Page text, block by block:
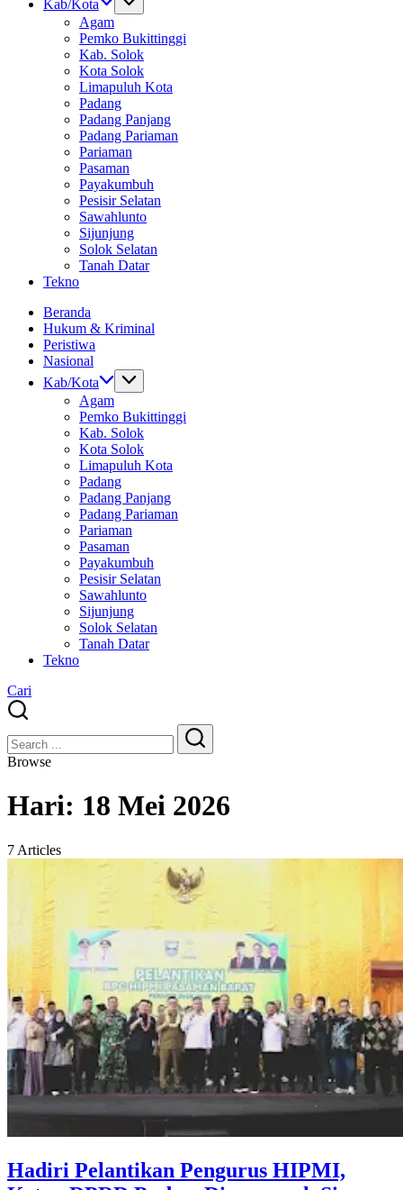
Kab/Kota
Agam
Pemko Bukittinggi
Kab. Solok
Kota Solok
Limapuluh Kota
Padang
Padang Panjang
Padang Pariaman
Pariaman
Pasaman
Payakumbuh
Pesisir Selatan
Sawahlunto
Sijunjung
Solok Selatan
Tanah Datar
Tekno
Beranda
Hukum & Kriminal
Peristiwa
Nasional
Kab/Kota
Agam
Pemko Bukittinggi
Kab. Solok
Kota Solok
Limapuluh Kota
Padang
Padang Panjang
Padang Pariaman
Pariaman
Pasaman
Payakumbuh
Pesisir Selatan
Sawahlunto
Sijunjung
Solok Selatan
Tanah Datar
Tekno
Cari
Search
Search
Browse
Hari: 18 Mei 2026
7 Articles
Hadiri Pelantikan Pengurus HIPMI,